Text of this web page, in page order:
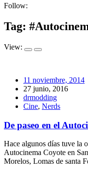
Follow:
Tag: #
View:
11 noviembre, 2014
27 junio, 2016
drmodding
Cine, Nerds
De paseo en el
Hace algunos días tuve la
Autocinema Coyote en
Morelos, Lomas de santa